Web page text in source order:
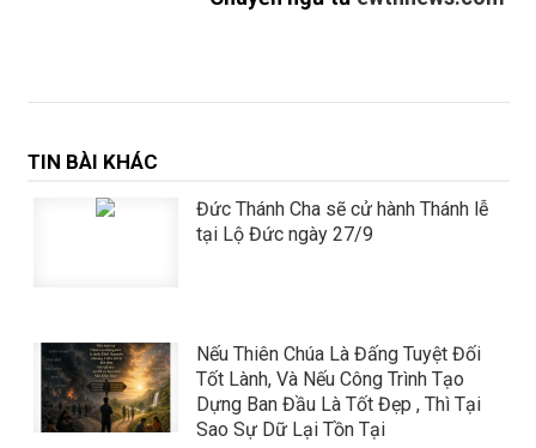
TIN BÀI KHÁC
Đức Thánh Cha sẽ cử hành Thánh lễ
tại Lộ Đức ngày 27/9
Nếu Thiên Chúa Là Đấng Tuyệt Đối
Tốt Lành, Và Nếu Công Trình Tạo
Dựng Ban Đầu Là Tốt Đẹp , Thì Tại
Sao Sự Dữ Lại Tồn Tại